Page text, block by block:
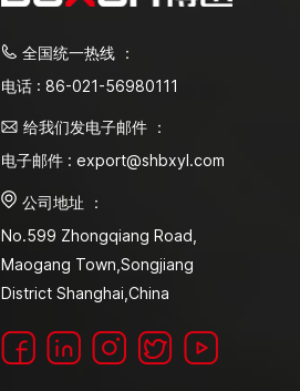
全国统一热线 ：
电话 : 86-021-56980111
给我们发电子邮件 ：
电子邮件 : export@shbxyl.com
公司地址 ：
No.599 Zhongqiang Road,
Maogang Town,Songjiang
District Shanghai,China